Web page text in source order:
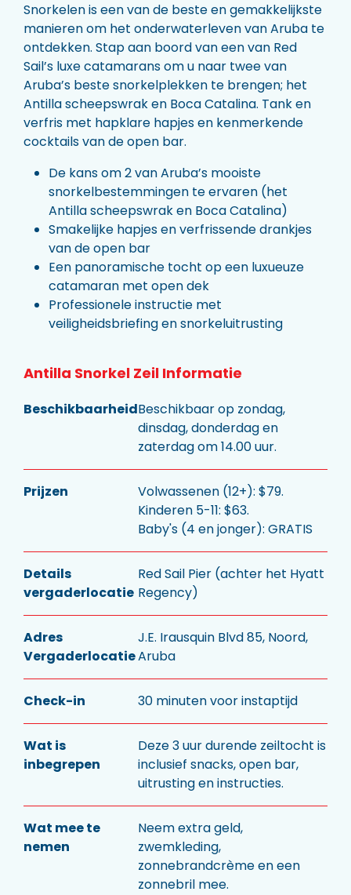
Snorkelen is een van de beste en gemakkelijkste
manieren om het onderwaterleven van Aruba te
ontdekken. Stap aan boord van een van Red
Sail’s luxe catamarans om u naar twee van
Aruba’s beste snorkelplekken te brengen; het
Antilla scheepswrak en Boca Catalina. Tank en
verfris met hapklare hapjes en kenmerkende
cocktails van de open bar.
De kans om 2 van Aruba’s mooiste
snorkelbestemmingen te ervaren (het
Antilla scheepswrak en Boca Catalina)
Smakelijke hapjes en verfrissende drankjes
van de open bar
Een panoramische tocht op een luxueuze
catamaran met open dek
Professionele instructie met
veiligheidsbriefing en snorkeluitrusting
Antilla Snorkel Zeil Informatie
BeschikbaarheidBeschikbaar op zondag,
dinsdag, donderdag en
zaterdag om 14.00 uur.
Prijzen
Volwassenen (12+): $79.
Kinderen 5-11: $63.
Baby's (4 en jonger): GRATIS
Details
vergaderlocatie
Red Sail Pier (achter het Hyatt
Regency)
Adres
Vergaderlocatie
J.E. Irausquin Blvd 85, Noord,
Aruba
Check-in 30 minuten voor instaptijd
Wat is
inbegrepen
Deze 3 uur durende zeiltocht is
inclusief snacks, open bar,
uitrusting en instructies.
Wat mee te
nemen
Neem extra geld,
zwemkleding,
zonnebrandcrème en een
zonnebril mee.